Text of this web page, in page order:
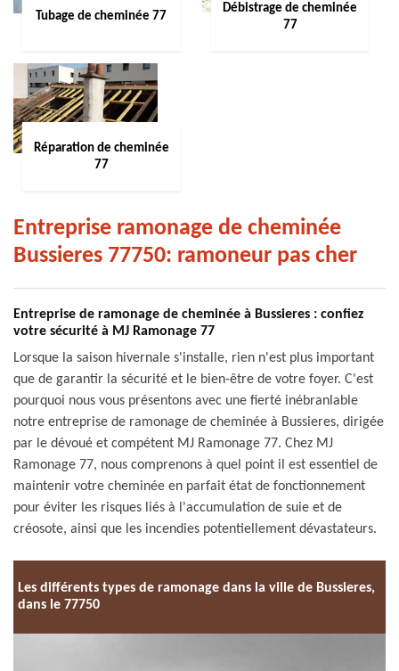
Tubage de cheminée 77
Débistrage de cheminée
77
Réparation de cheminée
77
Entreprise ramonage de cheminée
Bussieres 77750: ramoneur pas cher
Entreprise de ramonage de cheminée à Bussieres : confiez
votre sécurité à MJ Ramonage 77
Lorsque la saison hivernale s'installe, rien n'est plus important
que de garantir la sécurité et le bien-être de votre foyer. C'est
pourquoi nous vous présentons avec une fierté inébranlable
notre entreprise de ramonage de cheminée à Bussieres, dirigée
par le dévoué et compétent MJ Ramonage 77. Chez MJ
Ramonage 77, nous comprenons à quel point il est essentiel de
maintenir votre cheminée en parfait état de fonctionnement
pour éviter les risques liés à l'accumulation de suie et de
créosote, ainsi que les incendies potentiellement dévastateurs.
Les différents types de ramonage dans la ville de Bussieres,
dans le 77750